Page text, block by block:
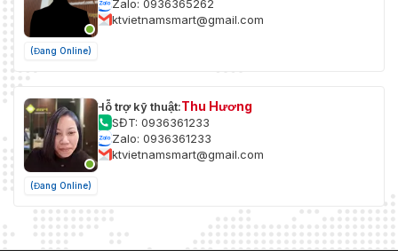
(Đang Online)
Zalo: 0936365262
ktvietnamsmart@gmail.com
(Đang Online)
Hỗ trợ kỹ thuật:Thu Hương
SĐT: 0936361233
Zalo: 0936361233
ktvietnamsmart@gmail.com